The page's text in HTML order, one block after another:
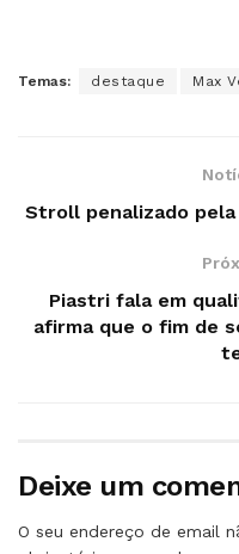
Temas: destaque Max
Stroll penalizado
Piastri fala em
afirma que o fim de
Deixe um
O seu endereço de email